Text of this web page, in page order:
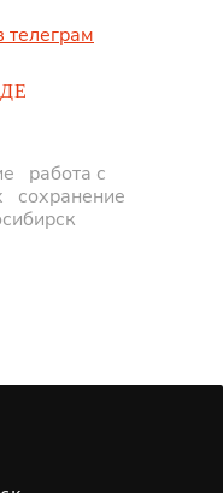
телеграм
работа с
сохранение